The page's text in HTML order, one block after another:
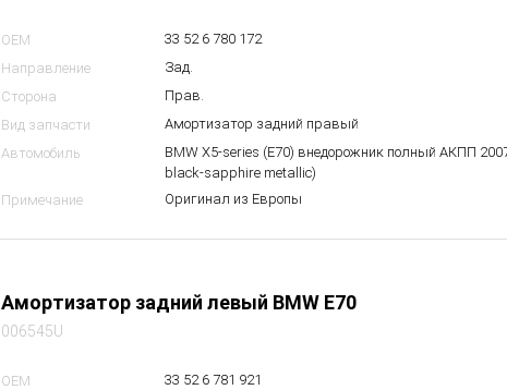
OEM
33 52 6 780 172
Направление
Зад.
Сторона
Прав.
Вид запчасти
Амортизатор задний правый
Автомобиль
BMW X5-series (E70) внедорожник полный АКПП
black-sapphire metallic)
Примечание
Оригинал из Европы
Амортизатор задний левый BMW E70
006545U
OEM
33 52 6 781 921